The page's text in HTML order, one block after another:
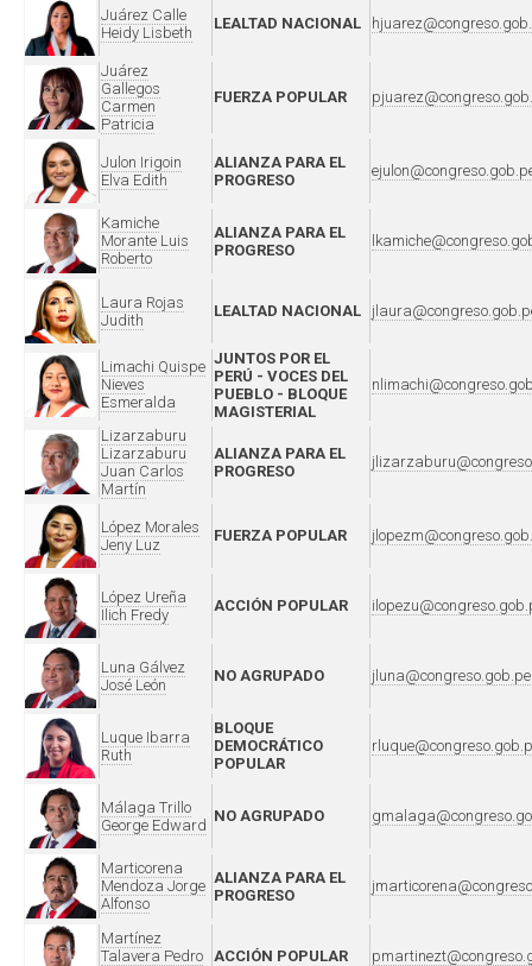
Juárez Calle
Heidy Lisbeth
LEALTAD NACIONAL
Juárez
Gallegos
Carmen
Patricia
FUERZA POPULAR
Julon Irigoin
Elva Edith
ALIANZA PARA EL
PROGRESO
Kamiche
Morante Luis
Roberto
ALIANZA PARA EL
PROGRESO
Laura Rojas
Judith
LEALTAD NACIONAL
Limachi Quispe
Nieves
Esmeralda
JUNTOS POR EL
PERÚ - VOCES DEL
PUEBLO - BLOQUE
MAGISTERIAL
Lizarzaburu
Lizarzaburu
Juan Carlos
Martín
ALIANZA PARA EL
PROGRESO
López Morales
Jeny Luz
FUERZA POPULAR
López Ureña
Ilich Fredy
ACCIÓN POPULAR
Luna Gálvez
José León
NO AGRUPADO jluna@congreso.gob.pe
Luque Ibarra
Ruth
BLOQUE
DEMOCRÁTICO
POPULAR
Málaga Trillo
George Edward
NO AGRUPADO
Marticorena
Mendoza Jorge
Alfonso
ALIANZA PARA EL
PROGRESO
Martínez
Talavera Pedro
ACCIÓN POPULAR